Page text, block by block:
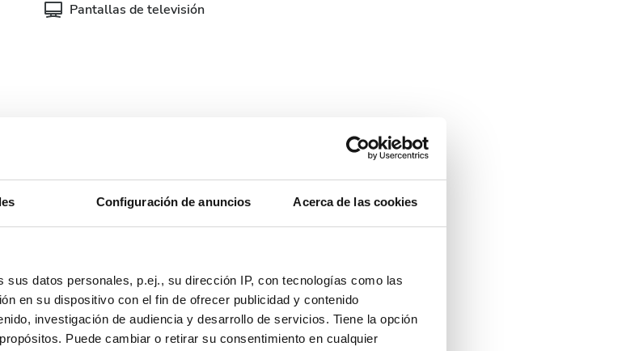
Configuración de anuncios Acerca de las cookies
sus datos personales, p.ej., su dirección IP, con tecnologías como las
en su dispositivo con el fin de ofrecer publicidad y contenido
investigación de audiencia y desarrollo de servicios. Tiene la opción
Puede cambiar o retirar su consentimiento en cualquier
Pantallas de televisión
Jue. Vie. Sáb.Dom.
3 5
6